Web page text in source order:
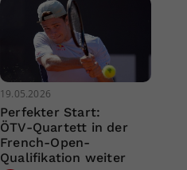
19.05.2026
Perfekter Start:
ÖTV-Quartett in der
French-Open-
Qualifikation weiter